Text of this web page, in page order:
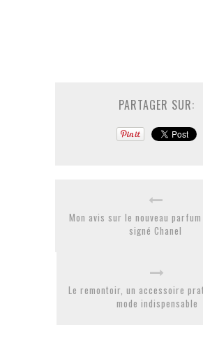
PARTAGER SUR:
Mon avis sur le nouveau
signé Chanel
Le remontoir, un accessoire
mode indispensable